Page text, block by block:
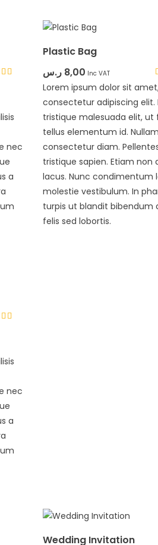
5
nec
a
Plastic Bag
8,00 ر.س Inc VAT
Lorem ipsum dolor sit
consectetur adipiscing elit.
tristique malesuada elit, ut
tellus elementum id.
consectetur diam.
tristique sapien. Etiam non
lacus. Nunc condimentum
molestie vestibulum. In
turpis ut blandit bibendum
felis sed lobortis.
5
nec
a
Wedding Invitation